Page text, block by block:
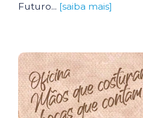
Futuro... [saiba mais]